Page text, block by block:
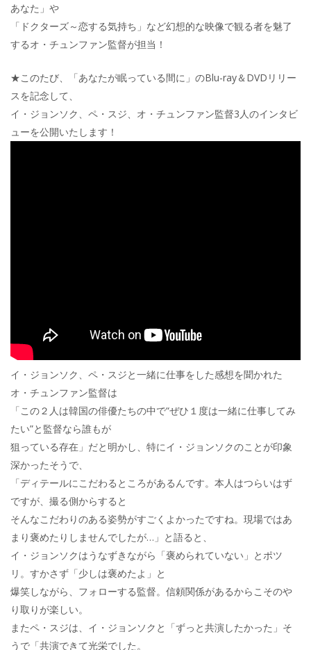
あなた」や
「ドクターズ～恋する気持ち」など幻想的な映像で観る者を魅了
するオ・チュンファン監督が担当！
★このたび、「あなたが眠っている間に」のBlu-ray＆DVDリリー
スを記念して、
イ・ジョンソク、ペ・スジ、オ・チュンファン監督3人のインタビ
ューを公開いたします！
イ・ジョンソク、ペ・スジと一緒に仕事をした感想を聞かれた
オ・チュンファン監督は
「この２人は韓国の俳優たちの中で“ぜひ１度は一緒に仕事してみ
たい”と監督なら誰もが
狙っている存在」だと明かし、特にイ・ジョンソクのことが印象
深かったそうで、
「ディテールにこだわるところがあるんです。本人はつらいはず
ですが、撮る側からすると
そんなこだわりのある姿勢がすごくよかったですね。現場ではあ
まり褒めたりしませんでしたが…」と語ると、
イ・ジョンソクはうなずきながら「褒められていない」とポツ
リ。すかさず「少しは褒めたよ」と
爆笑しながら、フォローする監督。信頼関係があるからこそのや
り取りが楽しい。
またペ・スジは、イ・ジョンソクと「ずっと共演したかった」そ
うで「共演できて光栄でした。